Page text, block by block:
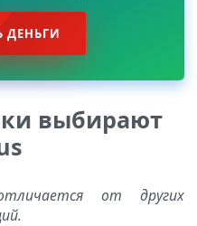
ДЕНЬГИ
выбирают
от других